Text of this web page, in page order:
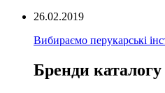
26.02.2019
Вибираємо перукарські
Бренди каталогу